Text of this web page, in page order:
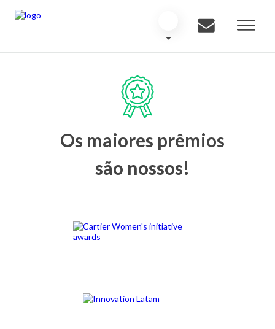
Os maiores prêmios
são nossos!